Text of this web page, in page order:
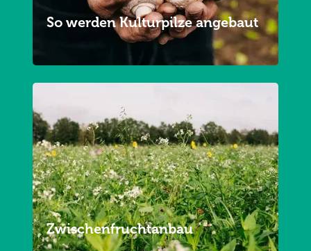
So werden Kulturpilze angebaut
Zwischenfruchtanbau